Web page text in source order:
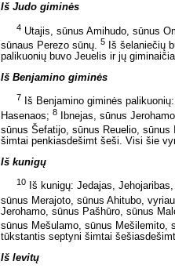
Iš Judo giminės
4 Utajis, sūnus Amihudo, sūnus
sūnaus Perezo sūnų. 5 Iš šelaniečių
palikuonių buvo Jeuelis ir jų
Iš Benjamino giminės
7 Iš Benjamino giminės
Hasenaos; 8 Ibnejas, sūnus
sūnus Šefatijo, sūnus Reuelio,
šimtai penkiasdešimt šeši. Visi šie
Iš kunigų
10 Iš kunigų: Jedajas,
sūnus Merajoto, sūnus Ahitubo,
Jerohamo, sūnus Pašhūro, sūnus
sūnus Mešulamo, sūnus Mešilemito,
tūkstantis septyni šimtai
Iš levitų